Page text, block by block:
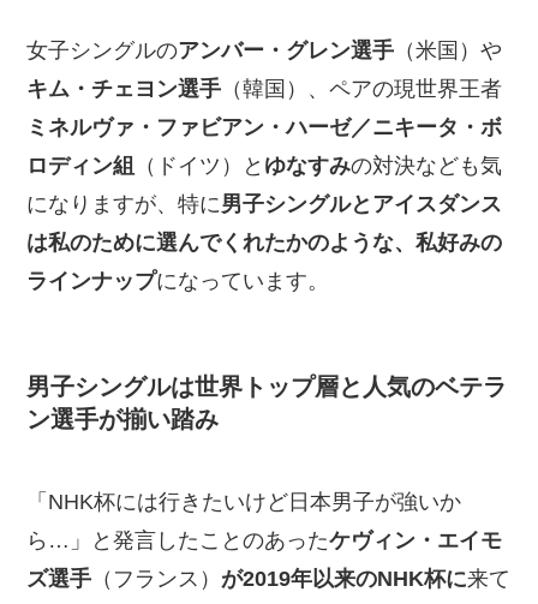
女子シングルのアンバー・グレン選手 （米国）や
キム・チェヨン選手 （韓国）、ペアの現世界王者
ミネルヴァ・ファビアン・ハーゼ／ニキータ・ボ
ロディン組
（ドイツ）と ゆなすみの対決なども気
になりますが、特に男子シングルとアイスダンス
は私のために選んでくれたかのような、私好みの
ラインナップになっています。
男子シングルは世界トップ層と人気のベテラ
ン選手が揃い踏み
「NHK杯には行きたいけど日本男子が強いか
ら…」と発言したことのあったケヴィン・エイモ
ズ選手 （フランス） が2019年以来のNHK杯に来て